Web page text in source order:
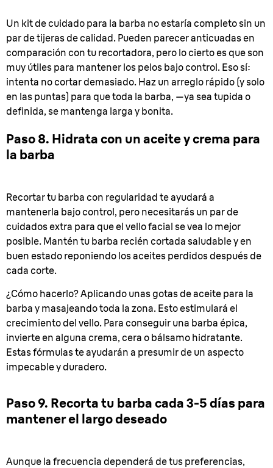
Un kit de cuidado para la barba no estaría completo sin un
par de tijeras de calidad. Pueden parecer anticuadas en
comparación con tu recortadora, pero lo cierto es que son
muy útiles para mantener los pelos bajo control. Eso sí:
intenta no cortar demasiado. Haz un arreglo rápido (y solo
en las puntas) para que toda la barba, —ya sea tupida o
definida, se mantenga larga y bonita.
Paso 8. Hidrata con un aceite y crema para
la barba
Recortar tu barba con regularidad te ayudará a
mantenerla bajo control, pero necesitarás un par de
cuidados extra para que el vello facial se vea lo mejor
posible. Mantén tu barba recién cortada saludable y en
buen estado reponiendo los aceites perdidos después de
cada corte.
¿Cómo hacerlo? Aplicando unas gotas de aceite para la
barba y masajeando toda la zona. Esto estimulará el
crecimiento del vello. Para conseguir una barba épica,
invierte en alguna crema, cera o bálsamo hidratante.
Estas fórmulas te ayudarán a presumir de un aspecto
impecable y duradero.
Paso 9. Recorta tu barba cada 3-5 días para
mantener el largo deseado
Aunque la frecuencia dependerá de tus preferencias,